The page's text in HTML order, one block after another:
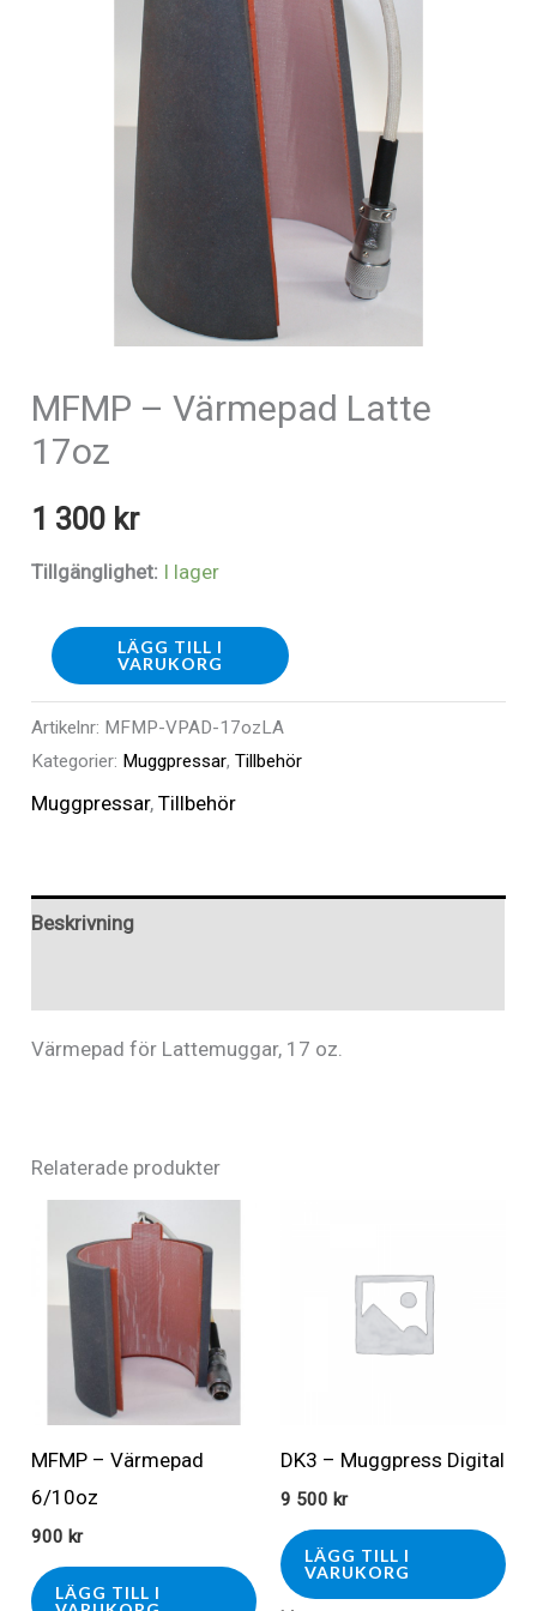
MFMP – Värmepad Latte
17oz
1 300 kr
Tillgänglighet: I lager
MFMP
Värmepad
Latte
17oz
LÄGG TILL I
VARUKORG
Artikelnr: MFMP-VPAD-17ozLA
Kategorier: Muggpressar,Tillbehör
Muggpressar,Tillbehör
Beskrivning
Värmepad för Lattemuggar, 17 oz.
Relaterade produkter
MFMP – Värmepad
6/10oz
900 kr
LÄGG TILL I
DK3 – Muggpress Digital
9 500 kr
LÄGG TILL I
VARUKORG